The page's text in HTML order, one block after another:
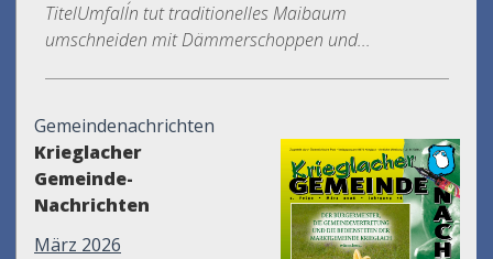
TitelUmfall´n tut traditionelles Maibaum
umschneiden mit Dämmerschoppen und...
Gemeindenachrichten
Krieglacher
Gemeinde-
Nachrichten
März 2026